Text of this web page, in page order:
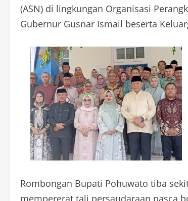
(ASN) di lingkungan Organisasi
Gubernur Gusnar Ismail beserta
Rombongan Bupati Pohuwato tiba
mempererat tali persaudaraan pasca